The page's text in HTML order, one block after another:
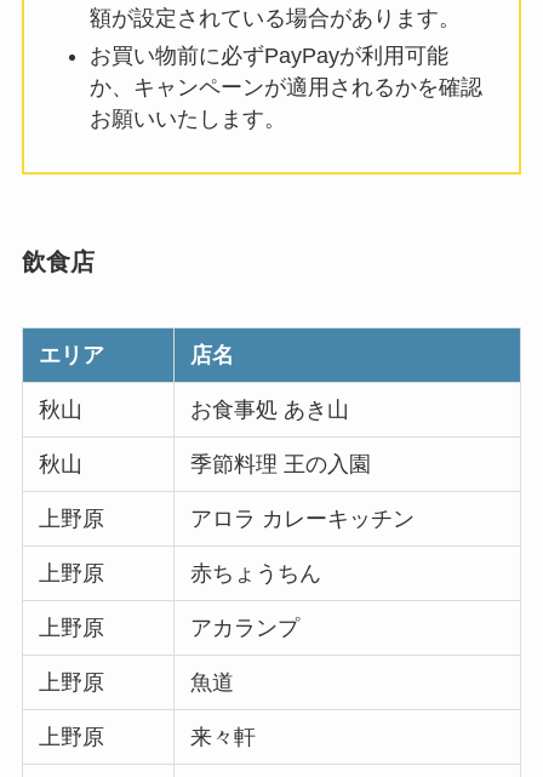
額が設定されている場合があります。
お買い物前に必ずPayPayが利用可能
か、キャンペーンが適用されるかを確認
お願いいたします。
飲食店
エリア 店名
秋山 お食事処 あき山
秋山 季節料理 王の入園
上野原 アロラ カレーキッチン
上野原 赤ちょうちん
上野原 アカランプ
上野原 魚道
上野原 来々軒